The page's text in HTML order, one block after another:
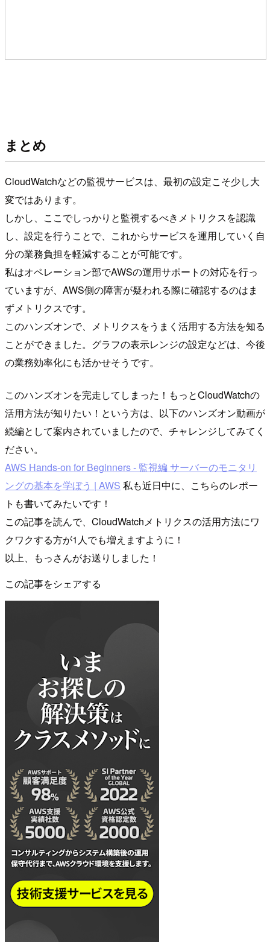
まとめ
CloudWatchなどの監視サービスは、最初の設定こそ少し大
変ではあります。
しかし、ここでしっかりと監視するべきメトリクスを認識
し、設定を行うことで、これからサービスを運用していく自
分の業務負担を軽減することが可能です。
私はオペレーション部でAWSの運用サポートの対応を行っ
ていますが、AWS側の障害が疑われる際に確認するのはま
ずメトリクスです。
このハンズオンで、メトリクスをうまく活用する方法を知る
ことができました。グラフの表示レンジの設定などは、今後
の業務効率化にも活かせそうです。
このハンズオンを完走してしまった！もっとCloudWatchの
活用方法が知りたい！という方は、以下のハンズオン動画が
続編として案内されていましたので、チャレンジしてみてく
ださい。
AWS Hands-on for Beginners - 監視編 サーバーのモニタリ
ングの基本を学ぼう | AWS 私も近日中に、こちらのレポー
トも書いてみたいです！
この記事を読んで、CloudWatchメトリクスの活用方法にワ
クワクする方が1人でも増えますように！
以上、もっさんがお送りしました！
この記事をシェアする